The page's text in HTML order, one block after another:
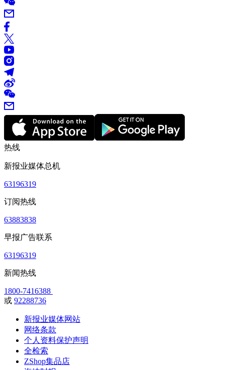
热线
新报业媒体总机
63196319
订阅热线
63883838
早报广告联系
63196319
新闻热线
1800-7416388
或 92288736
新报业媒体网站
网络条款
个人资料保护声明
全检索
ZShop集品店